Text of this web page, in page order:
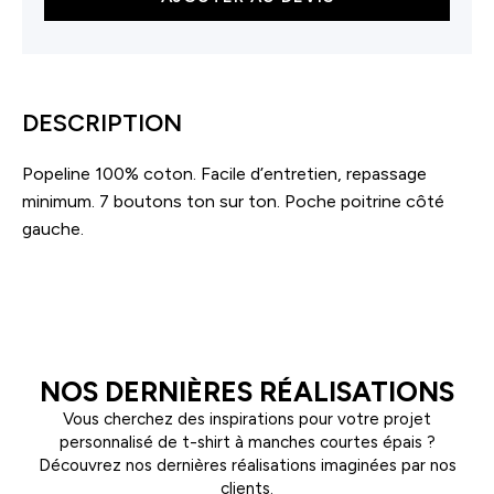
DESCRIPTION
Popeline 100% coton. Facile d’entretien, repassage
minimum. 7 boutons ton sur ton. Poche poitrine côté
gauche.
NOS DERNIÈRES RÉALISATIONS
Vous cherchez des inspirations pour votre projet
personnalisé de t-shirt à manches courtes épais ?
Découvrez nos dernières réalisations imaginées par nos
clients.